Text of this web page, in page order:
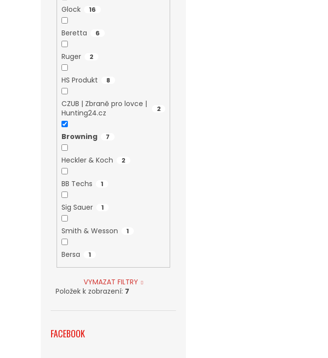
Glock 16
Beretta 6
Ruger 2
HS Produkt 8
CZUB | Zbraně pro lovce |
Hunting24.cz
2
Browning 7
Heckler & Koch 2
BB Techs 1
Sig Sauer 1
Smith & Wesson 1
Bersa 1
VYMAZAT FILTRY
Položek k zobrazení: 7
FACEBOOK